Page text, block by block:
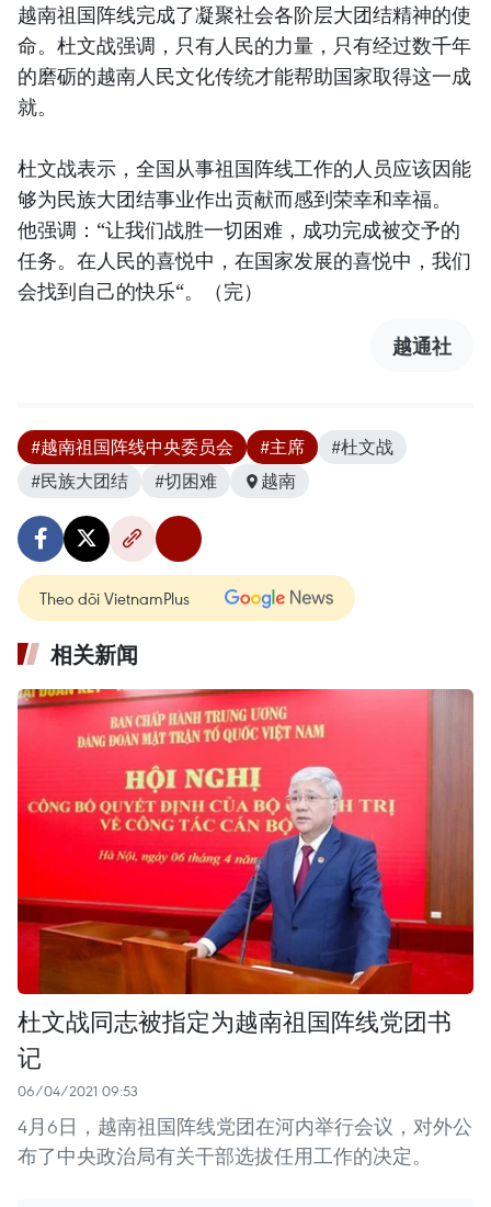
越南祖国阵线完成了凝聚社会各阶层大团结精神的使
命。杜文战强调，只有人民的力量，只有经过数千年
的磨砺的越南人民文化传统才能帮助国家取得这一成
就。
杜文战表示，全国从事祖国阵线工作的人员应该因能
够为民族大团结事业作出贡献而感到荣幸和幸福。
他强调：“让我们战胜一切困难，成功完成被交予的
任务。在人民的喜悦中，在国家发展的喜悦中，我们
会找到自己的快乐“。（完）
越通社
#越南祖国阵线中央委员会 #主席
#杜文战
#民族大团结
#切困难 越南
Theo dõi VietnamPlus
相关新闻
杜文战同志被指定为越南祖国阵线党团书
记
06/04/2021 09:53
4月6日，越南祖国阵线党团在河内举行会议，对外公
布了中央政治局有关干部选拔任用工作的决定。